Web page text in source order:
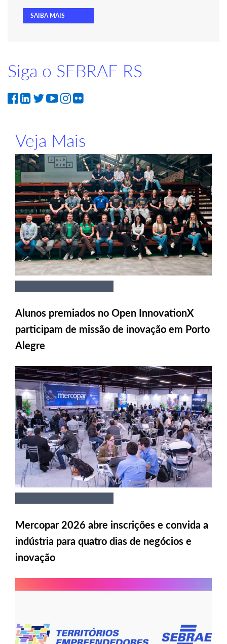
SAIBA MAIS
Siga o SEBRAE RS
Veja Mais
Alunos premiados no Open InnovationX
participam de missão de inovação em Porto
Alegre
Mercopar 2026 abre inscrições e convida a
indústria para quatro dias de negócios e
inovação